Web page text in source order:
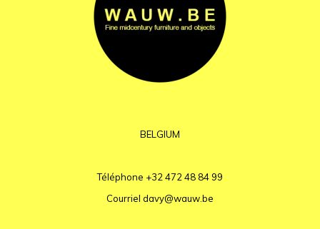
BELGIUM
Téléphone +32 472 48 84 99
Courriel davy@wauw.be